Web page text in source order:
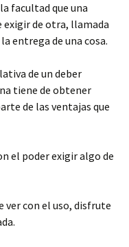
facultad que una
exigir de otra, llamada
entrega de una cosa.
de un deber
tiene de obtener
de las ventajas que
el poder exigir algo de
ver con el uso, disfrute